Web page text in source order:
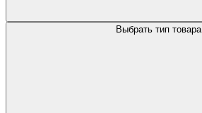
Выбрать тип товара